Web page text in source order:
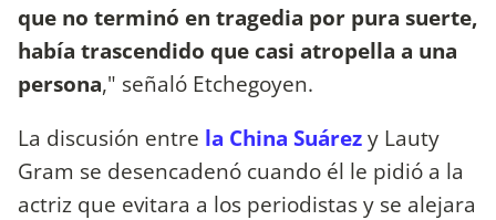
que no terminó en tragedia por pura suerte,
había trascendido que casi atropella a una
persona," señaló Etchegoyen.
La discusión entre la China Suárezy Lauty
Gram se desencadenó cuando él le pidió a la
actriz que evitara a los periodistas y se alejara